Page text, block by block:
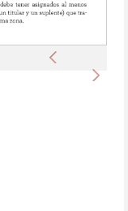
Anterior